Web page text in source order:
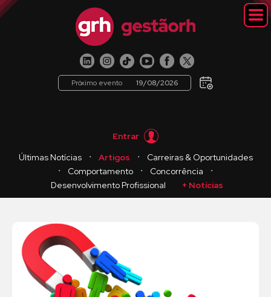
Próximo evento 19/08/2026
Entrar
Últimas Notícias
・ Artigos ・
Carreiras & Oportunidades
・
Comportamento ・ Concorrência
・
Desenvolvimento Profissional
+ Notícias